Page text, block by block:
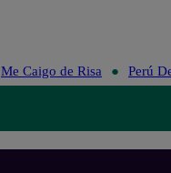
Me Caigo de Risa Perú